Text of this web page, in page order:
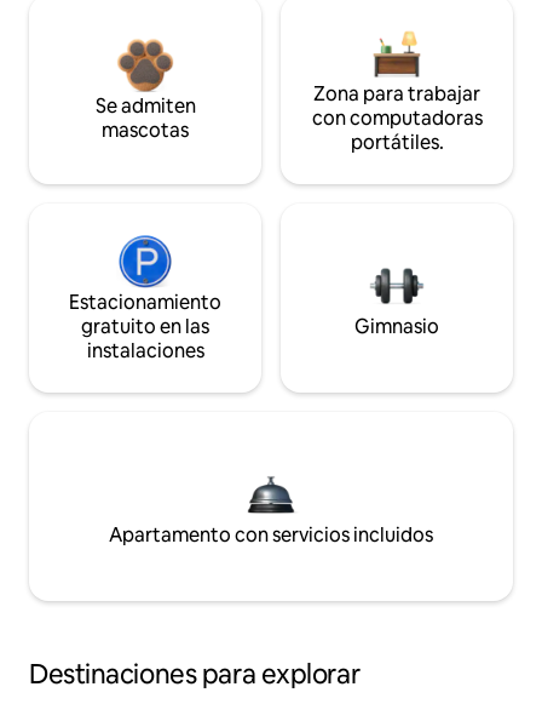
Se admiten
mascotas
Zona para trabajar
con computadoras
portátiles.
Estacionamiento
gratuito en las
instalaciones
Gimnasio
Apartamento con servicios incluidos
Destinaciones para explorar